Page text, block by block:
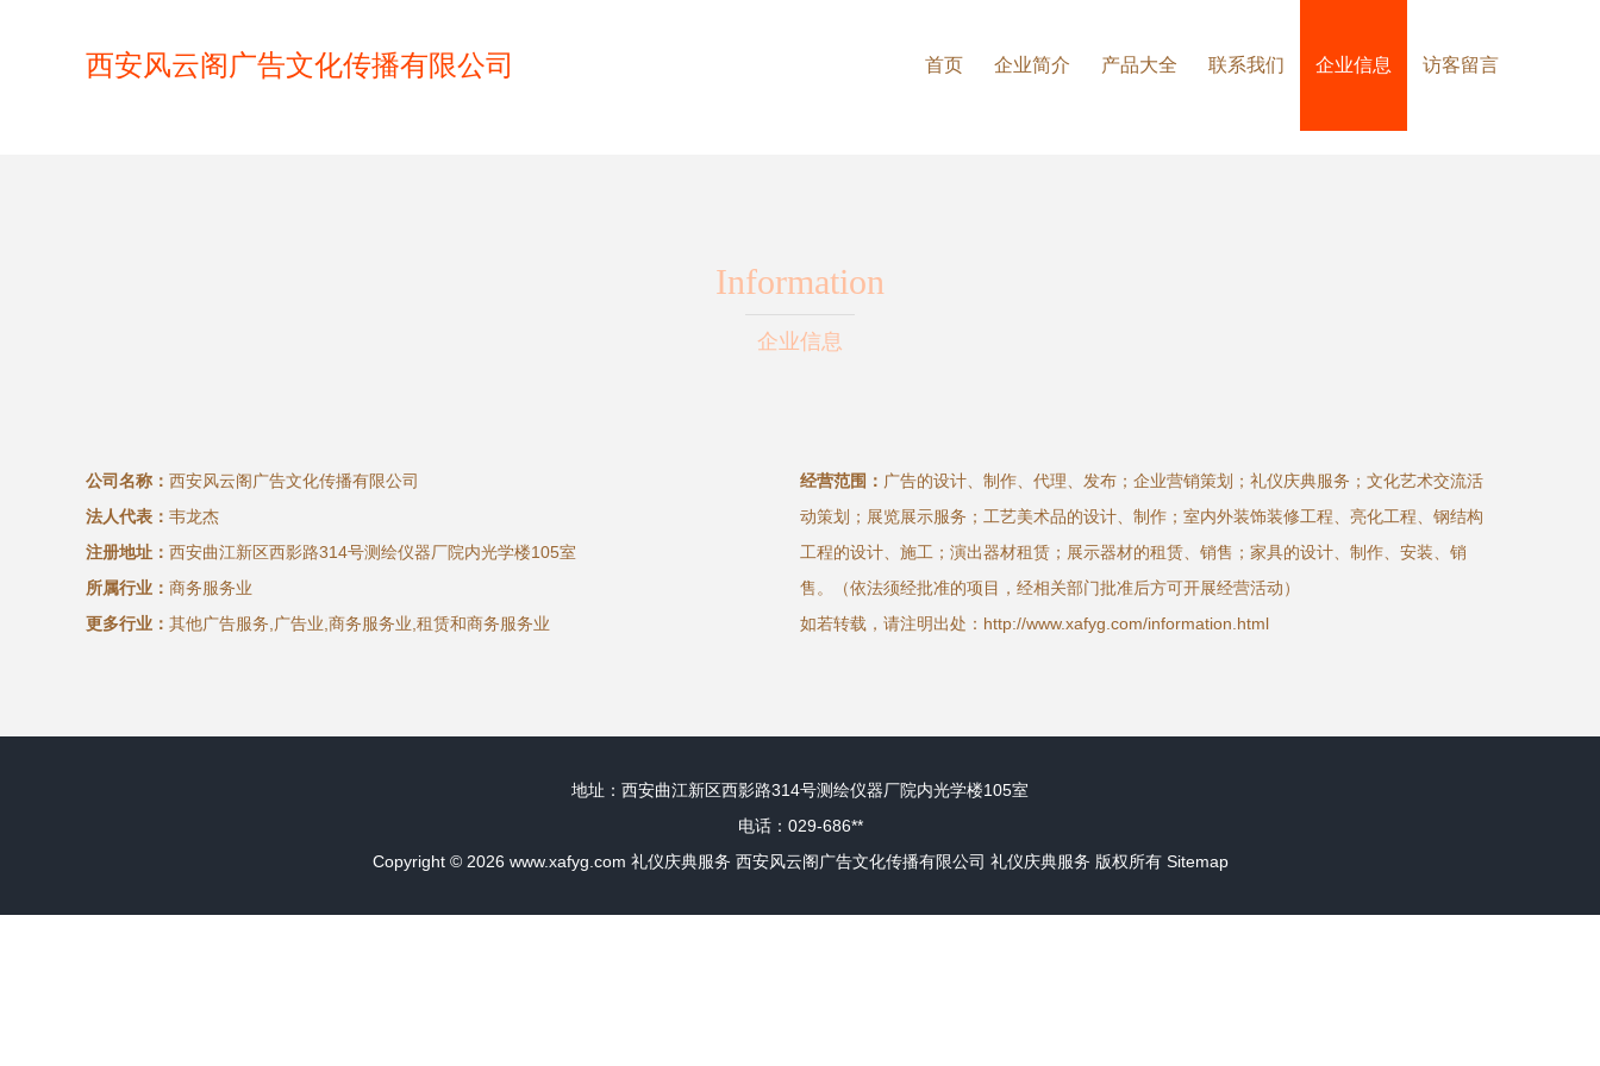
西安风云阁广告文化传播有限公司 首页 企业简介 产品大全 联系我们 企业信息 访客留言
Information
企业信息
公司名称： 西安风云阁广告文化传播有限公司
法人代表： 韦龙杰
注册地址： 西安曲江新区西影路314号测绘仪器厂院内光学楼105室
所属行业： 商务服务业
更多行业： 其他广告服务,广告业,商务服务业,租赁和商务服务业
经营范围： 广告的设计、制作、代理、发布；企业营销策划；礼仪庆典服务；文化艺术交流活
动策划；展览展示服务；工艺美术品的设计、制作；室内外装饰装修工程、亮化工程、钢结构
工程的设计、施工；演出器材租赁；展示器材的租赁、销售；家具的设计、制作、安装、销
售。（依法须经批准的项目，经相关部门批准后方可开展经营活动）
如若转载，请注明出处：http://www.xafyg.com/information.html
地址：西安曲江新区西影路314号测绘仪器厂院内光学楼105室
电话：029-686**
Copyright © 2026 www.xafyg.com 礼仪庆典服务 西安风云阁广告文化传播有限公司 礼仪庆典服务 版权所有 Sitemap